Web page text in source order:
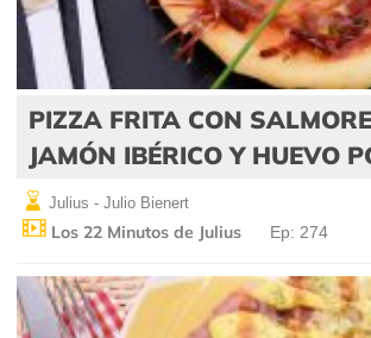
PIZZA FRITA CON
JAMÓN IBÉRICO Y HUEVO
Julius - Julio Bienert
Los 22 Minutos de Julius Ep: 274